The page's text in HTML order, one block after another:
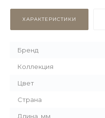
ХАРАКТЕРИСТИКИ
Бренд
Коллекция
Цвет
Страна
Длина, мм